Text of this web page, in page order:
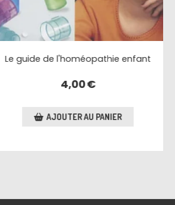
Le guide de l'homéopathie enfant
4,00€
AJOUTER AU PANIER